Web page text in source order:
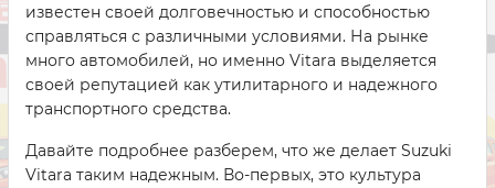
известен своей долговечностью и способностью
справляться с различными условиями. На рынке
много автомобилей, но именно Vitara выделяется
своей репутацией как утилитарного и надежного
транспортного средства.
Давайте подробнее разберем, что же делает Suzuki
Vitara таким надежным. Во-первых, это культура